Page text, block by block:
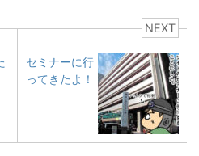
NEXT
セミナーに行
ってきたよ！